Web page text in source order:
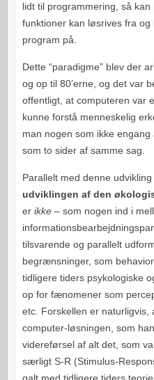
lidt til programmering, så
funktioner kan løsrives fra
program på.
Dette “paradigme” blev der
og op til 80’erne, og det var
offentligt, at computeren var
kunne forstå menneskelig
man nogen som ikke
som to sider af samme sag.
Parallelt med denne
udviklingen af den
er ikke– som nogen ind i
tilsvarende og parallelt
begrænsninger, som
tidligere tiders psykologiske
op for fænomener som
etc. Forskellen er naturligvis,
computer-løsningen, som
videreførsel af alt det, som
særligt S-R (Stimulus-